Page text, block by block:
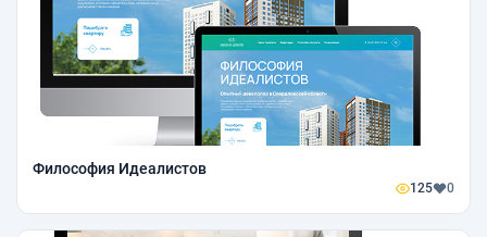
Философия Идеалистов
125 0